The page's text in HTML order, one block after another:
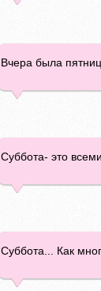
Вчера была
Суббота- это
Суббота... Как